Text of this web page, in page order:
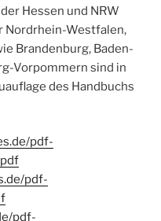
Hessen und NRW
Nordrhein-Westfalen,
Brandenburg, Baden-
Vorpommern sind in
des Handbuchs
pdf-
pdf-
pdf-